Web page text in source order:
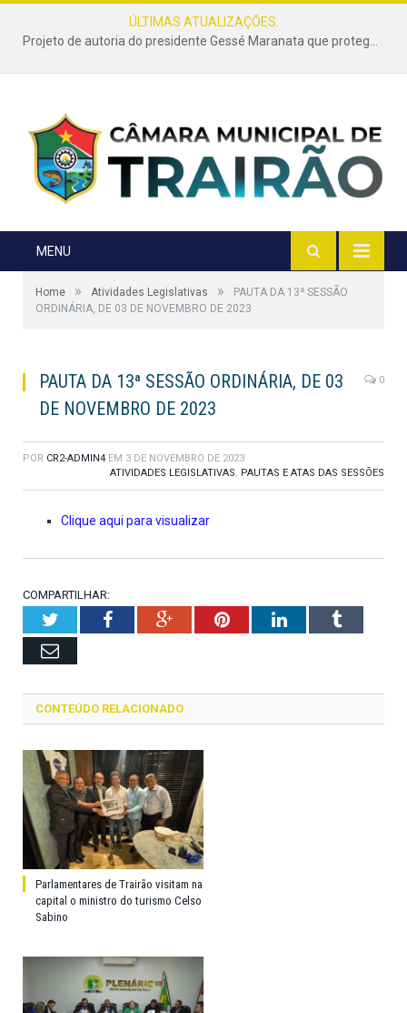
ÚLTIMAS ATUALIZAÇÕES:
Projeto de autoria do presidente Gessé Maranata que protege as estradas vicinais de Trairão é transformado em lei
MENU
Home » Atividades Legislativas »
PAUTA DA 13ª SESSÃO
ORDINÁRIA, DE 03 DE NOVEMBRO DE 2023
PAUTA DA 13ª SESSÃO ORDINÁRIA, DE 03
DE NOVEMBRO DE 2023
0
POR CR2-ADMIN4 EM 3 DE NOVEMBRO DE 2023
ATIVIDADES LEGISLATIVAS, PAUTAS E ATAS DAS SESSÕES
Clique aqui para visualizar
COMPARTILHAR:
TwitterFacebookGoogle+PinterestLinkedInTumblr
Email
CONTEÚDO RELACIONADO
Parlamentares de Trairão visitam na
capital o ministro do turismo Celso
Sabino